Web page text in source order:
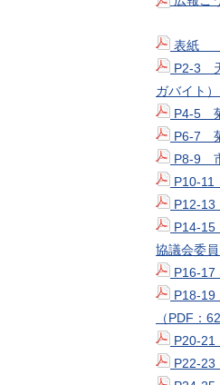
表紙
P2-3
ガバイト）
P4-5
P6-7
P8-9
P10-11
P12-13
P14-15
協議会委
P16-17
P18-19
（PDF：
P20-21
P22-23